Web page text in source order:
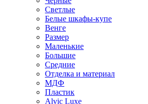
Светлые
Белые шкафы-купе
Венге
Размер
Маленькие
Большие
Средние
Отделка и материал
МДФ
Пластик
Alvic Luxe